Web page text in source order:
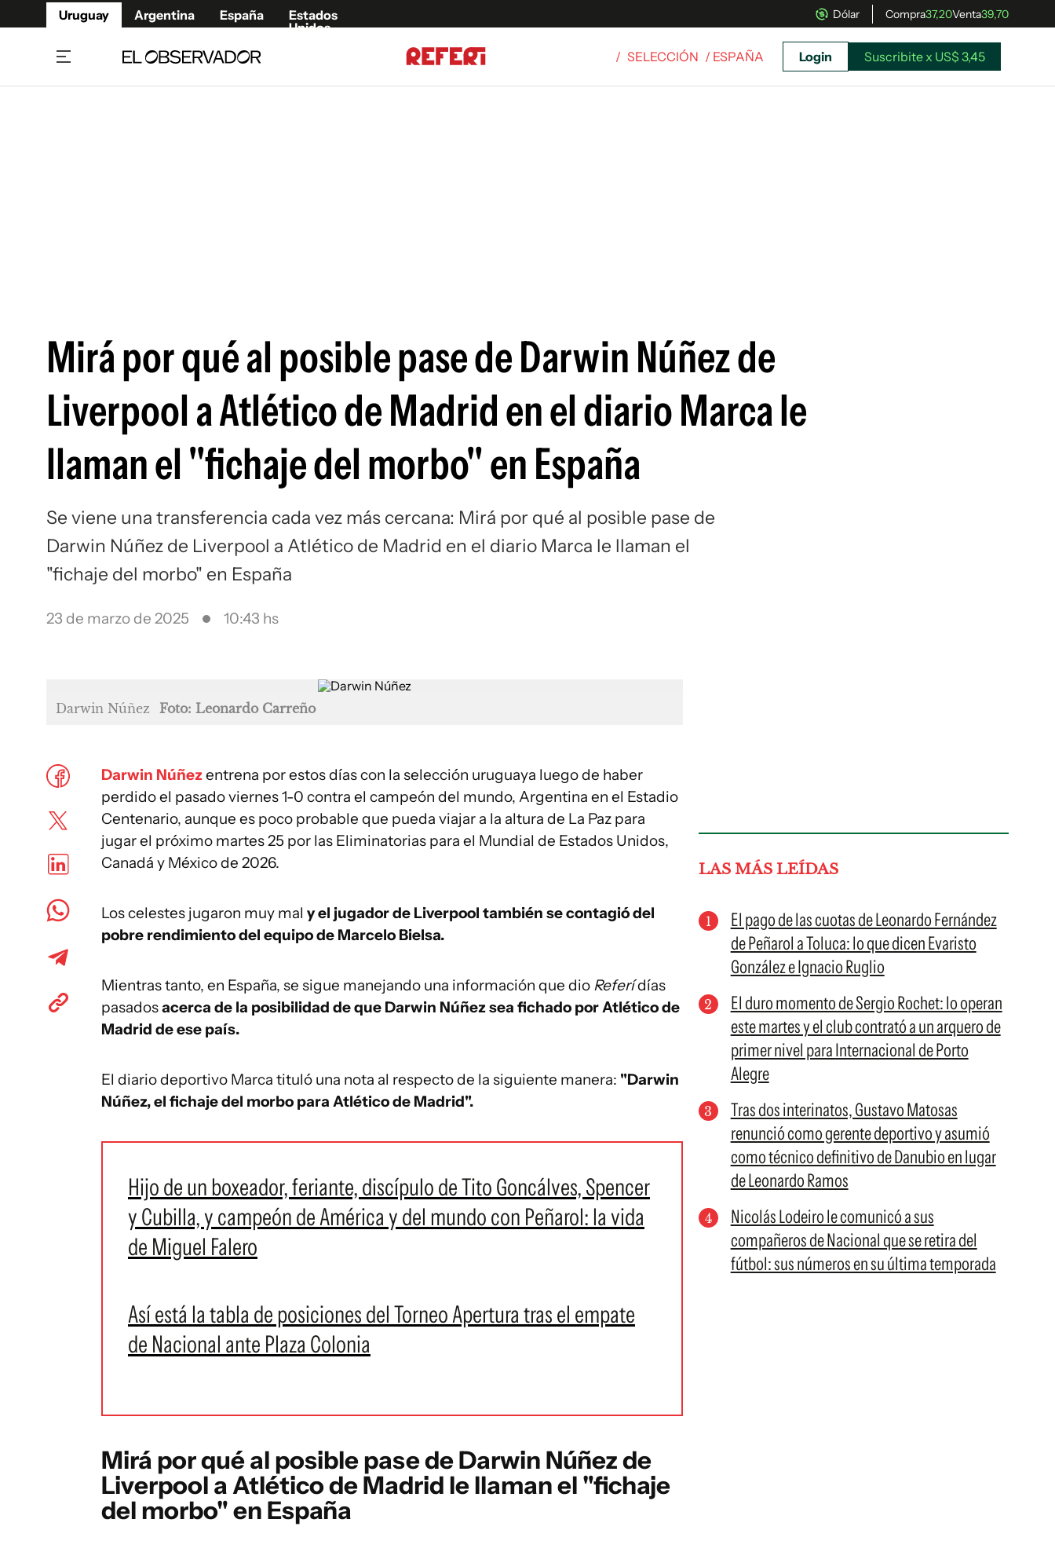
Uruguay Argentina España
Estados
Unidos
Dólar Compra37,20Venta39,70
Siguenos en:
/ SELECCIÓN / ESPAÑA Login Suscribite x US$ 3,45
Mirá por qué al posible pase de Darwin Núñez de
Liverpool a Atlético de Madrid en el diario Marca le
llaman el "fichaje del morbo" en España
Se viene una transferencia cada vez más cercana: Mirá por qué al posible pase de
Darwin Núñez de Liverpool a Atlético de Madrid en el diario Marca le llaman el
"fichaje del morbo" en España
23 de marzo de 2025 10:43 hs
Darwin Núñez Foto: Leonardo Carreño
Darwin Núñezentrena por estos días con la selección uruguaya luego de haber
perdido el pasado viernes 1-0 contra el campeón del mundo, Argentina en el Estadio
Centenario, aunque es poco probable que pueda viajar a la altura de La Paz para
jugar el próximo martes 25 por las Eliminatorias para el Mundial de Estados Unidos,
Canadá y México de 2026.
Los celestes jugaron muy mal y el jugador de Liverpool también se contagió del
pobre rendimiento del equipo de Marcelo Bielsa.
Mientras tanto, en España, se sigue manejando una información que dio Referídías
pasadosacerca de la posibilidad de que Darwin Núñez sea fichado por Atlético de
Madrid de ese país.
El diario deportivo Marca tituló una nota al respecto de la siguiente manera: "Darwin
Núñez, el fichaje del morbo para Atlético de Madrid".
Hijo de un boxeador, feriante, discípulo de Tito Goncálves, Spencer
y Cubilla, y campeón de América y del mundo con Peñarol: la vida
de Miguel Falero
Así está la tabla de posiciones del Torneo Apertura tras el empate
de Nacional ante Plaza Colonia
Mirá por qué al posible pase de Darwin Núñez de
Liverpool a Atlético de Madrid le llaman el "fichaje
del morbo" en España
LAS MÁS LEÍDAS
El pago de las cuotas de Leonardo Fernández
de Peñarol a Toluca: lo que dicen Evaristo
González e Ignacio Ruglio
El duro momento de Sergio Rochet: lo operan
este martes y el club contrató a un arquero de
primer nivel para Internacional de Porto
Alegre
Tras dos interinatos, Gustavo Matosas
renunció como gerente deportivo y asumió
como técnico definitivo de Danubio en lugar
de Leonardo Ramos
Nicolás Lodeiro le comunicó a sus
compañeros de Nacional que se retira del
fútbol: sus números en su última temporada